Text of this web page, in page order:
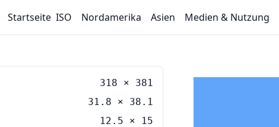
Startseite ISO Nordamerika Asien Medien & Nutzung
318 × 381
31.8 × 38.1
12.5 × 15